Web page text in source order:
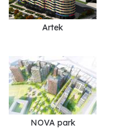
Artek
NOVA park